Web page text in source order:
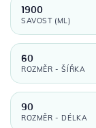
1900
SAVOST (ML)
60
ROZMĚR - ŠÍŘKA
90
ROZMĚR - DÉLKA